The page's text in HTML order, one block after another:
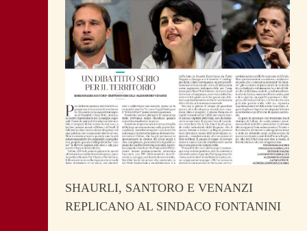
SHAURLI, SANTORO E VENANZI
REPLICANO AL SINDACO FONTANINI